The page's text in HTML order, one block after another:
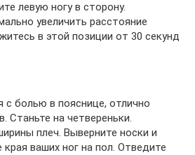
левую ногу в сторону.
увеличить расстояние
в этой позиции от 30 секунд
с болью в пояснице, отлично
Станьте на четвереньки.
плеч. Выверните носки и
ваших ног на пол. Отведите